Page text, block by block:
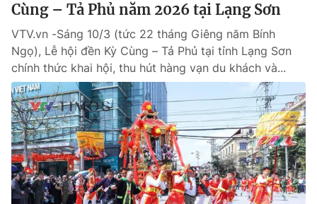
Cùng – Tả Phủ năm 2026 tại Lạng Sơn
VTV.vn -Sáng 10/3 (tức 22 tháng Giêng năm Bính
Ngọ), Lễ hội đền Kỳ Cùng – Tả Phủ tại tỉnh Lạng Sơn
chính thức khai hội, thu hút hàng vạn du khách và...